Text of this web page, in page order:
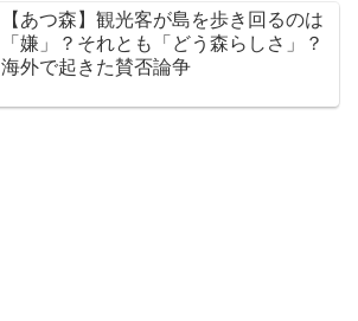
【あつ森】観光客が島を歩き回るのは
「嫌」？それとも「どう森らしさ」？
海外で起きた賛否論争